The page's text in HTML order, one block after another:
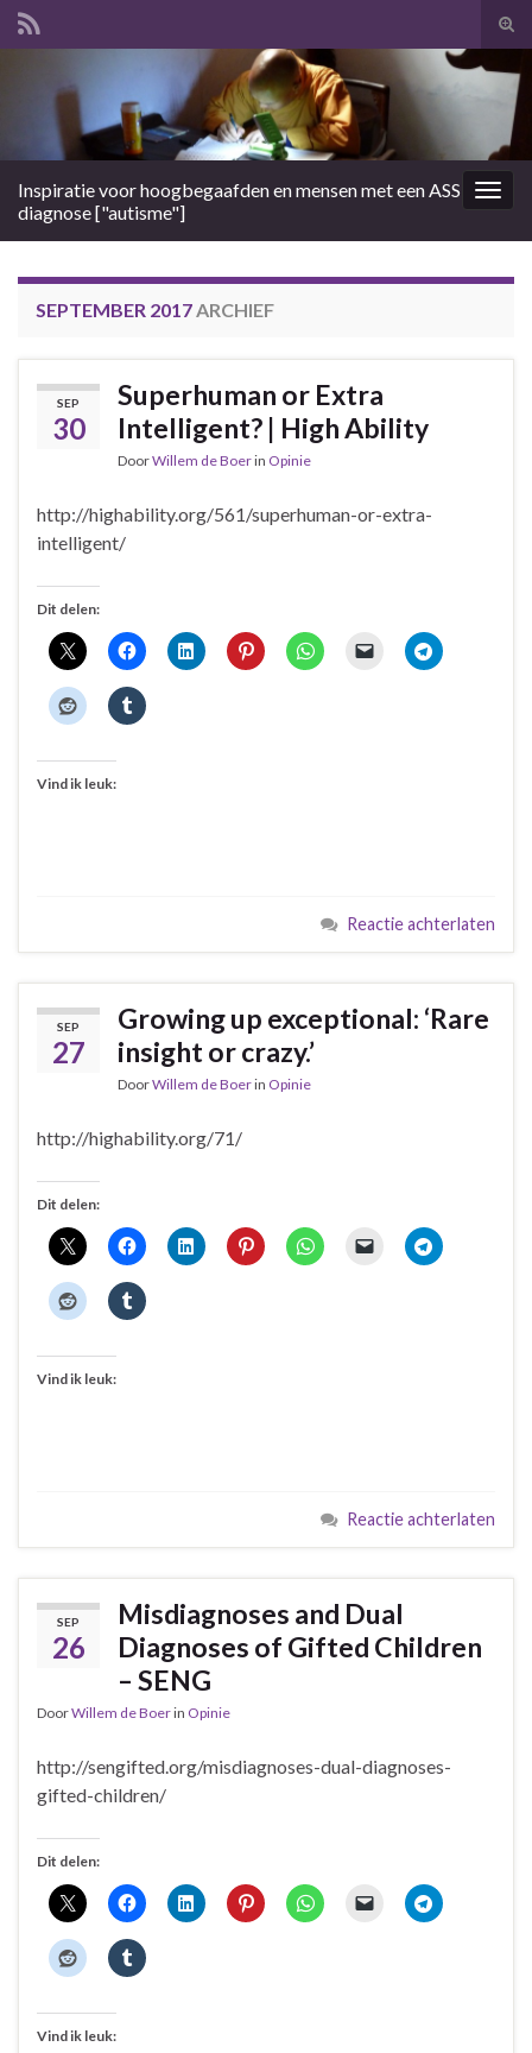
Search for:
Inspiratie voor hoogbegaafden en mensen met een ASS
diagnose ["autisme"]
SEPTEMBER 2017ARCHIEF
SEP
30
Superhuman or Extra
Intelligent? | High Ability
DoorWillem de Boerin Opinie
http://highability.org/561/superhuman-or-extra-
intelligent/
Dit delen:
Vind ik leuk:
Reactie achterlaten
SEP
27
Growing up exceptional: ‘Rare
insight or crazy.’
DoorWillem de Boerin Opinie
http://highability.org/71/
Dit delen:
Vind ik leuk:
Reactie achterlaten
SEP
26
Misdiagnoses and Dual
Diagnoses of Gifted Children
– SENG
DoorWillem de Boerin Opinie
http://sengifted.org/misdiagnoses-dual-diagnoses-
gifted-children/
Dit delen:
Vind ik leuk: